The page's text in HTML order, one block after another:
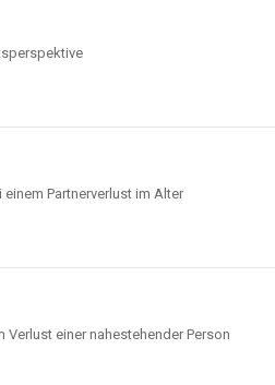
Partnerverlust im Alter
einer nahestehender Person